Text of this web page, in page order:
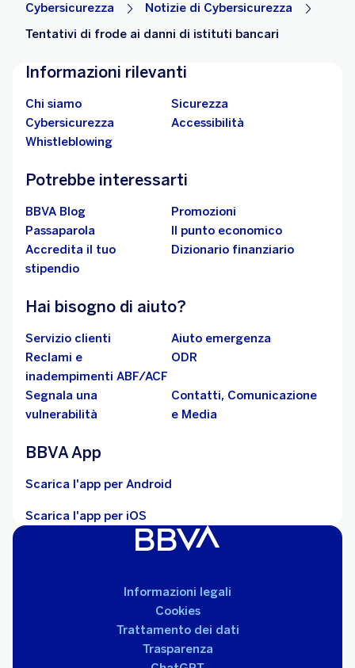
Cybersicurezza
Notizie di Cybersicurezza
Tentativi di frode ai danni di istituti bancari
Informazioni rilevanti
Chi siamo
Sicurezza
Cybersicurezza
Accessibilità
Whistleblowing
Potrebbe interessarti
BBVA Blog
Promozioni
Passaparola
Il punto economico
Accredita il tuo
stipendio
Dizionario finanziario
Hai bisogno di aiuto?
Servizio clienti
Aiuto emergenza
Reclami e
inadempimenti ABF/ACF
ODR
Segnala una
vulnerabilità
Contatti, Comunicazione
e Media
BBVA App
Scarica l'app per Android
Scarica l'app per iOS
Informazioni legali
Cookies
Trattamento dei dati
Trasparenza